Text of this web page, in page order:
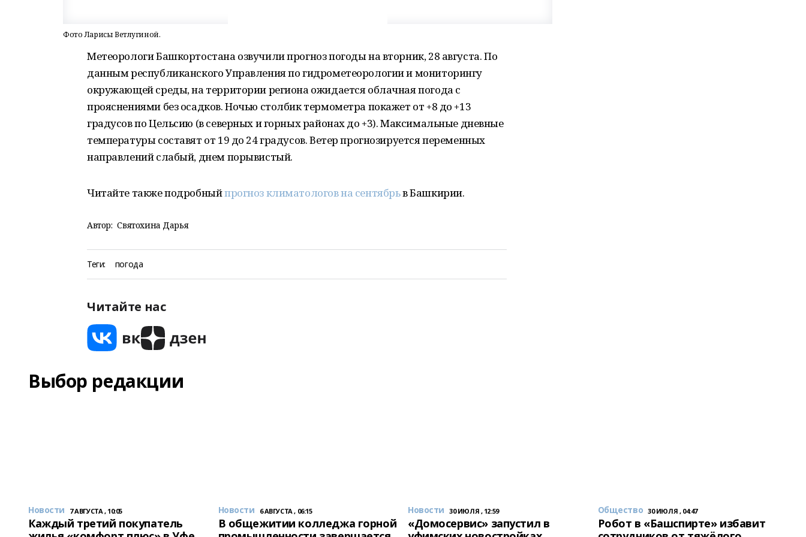
Фото Ларисы Ветлугиной.
Метеорологи Башкортостана озвучили прогноз погоды на вторник, 28 августа. По
данным республиканского Управления по гидрометеорологии и мониторингу
окружающей среды, на территории региона ожидается облачная погода с
прояснениями без осадков. Ночью столбик термометра покажет от +8 до +13
градусов по Цельсию (в северных и горных районах до +3). Максимальные дневные
температуры составят от 19 до 24 градусов. Ветер прогнозируется переменных
направлений слабый, днем порывистый.
Читайте также подробныйпрогноз климатологов на сентябрьв Башкирии.
Автор: Святохина Дарья
Теги: погода
Читайте нас
Выбор редакции
Новости 7 АВГУСТА , 10:05
Каждый третий покупатель
Новости 6 АВГУСТА , 06:15
В общежитии колледжа горной
Новости 30 ИЮЛЯ , 12:59
«Домосервис» запустил в
Общество 30 ИЮЛЯ , 04:47
Робот в «Башспирте» избавит